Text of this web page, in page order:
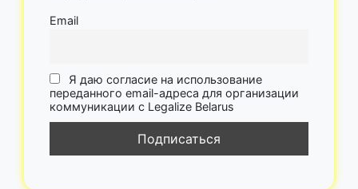
Email
Я даю согласие на использование
переданного email-адреса для организации
коммуникации с Legalize Belarus